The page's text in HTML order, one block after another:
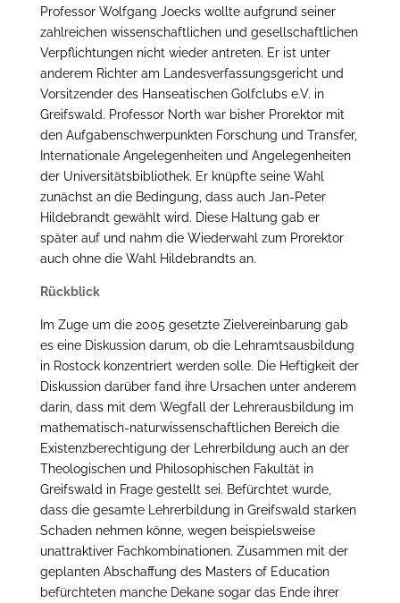
Professor Wolfgang Joecks wollte aufgrund seiner
zahlreichen wissenschaftlichen und gesellschaftlichen
Verpflichtungen nicht wieder antreten. Er ist unter
anderem Richter am Landesverfassungsgericht und
Vorsitzender des Hanseatischen Golfclubs e.V. in
Greifswald. Professor North war bisher Prorektor mit
den Aufgabenschwerpunkten Forschung und Transfer,
Internationale Angelegenheiten und Angelegenheiten
der Universitätsbibliothek. Er knüpfte seine Wahl
zunächst an die Bedingung, dass auch Jan-Peter
Hildebrandt gewählt wird. Diese Haltung gab er
später auf und nahm die Wiederwahl zum Prorektor
auch ohne die Wahl Hildebrandts an.
Rückblick
Im Zuge um die 2005 gesetzte Zielvereinbarung gab
es eine Diskussion darum, ob die Lehramtsausbildung
in Rostock konzentriert werden solle. Die Heftigkeit der
Diskussion darüber fand ihre Ursachen unter anderem
darin, dass mit dem Wegfall der Lehrerausbildung im
mathematisch-naturwissenschaftlichen Bereich die
Existenzberechtigung der Lehrerbildung auch an der
Theologischen und Philosophischen Fakultät in
Greifswald in Frage gestellt sei. Befürchtet wurde,
dass die gesamte Lehrerbildung in Greifswald starken
Schaden nehmen könne, wegen beispielsweise
unattraktiver Fachkombinationen. Zusammen mit der
geplanten Abschaffung des Masters of Education
befürchteten manche Dekane sogar das Ende ihrer